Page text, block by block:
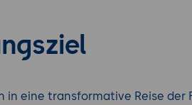
in eine transformative Reise der